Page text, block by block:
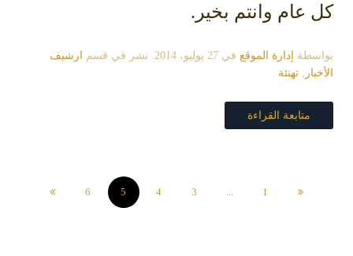
كل عام وانتم بخير.
بواسطة إدارة الموقع في 27 يوليو، 2014 . نشر في قسم
ارشيف
الأخبار
تهنئة
متابعة القراءة
1
3
4
5
6